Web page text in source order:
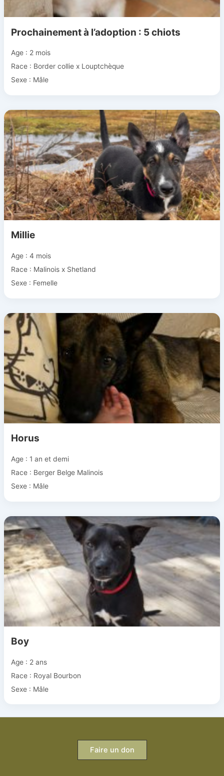
Prochainement à l’adoption : 5 chiots
Age : 2 mois
Race : Border collie x Louptchèque
Sexe : Mâle
Millie
Age : 4 mois
Race : Malinois x Shetland
Sexe : Femelle
Horus
Age : 1 an et demi
Race : Berger Belge Malinois
Sexe : Mâle
Boy
Age : 2 ans
Race : Royal Bourbon
Sexe : Mâle
Faire un don